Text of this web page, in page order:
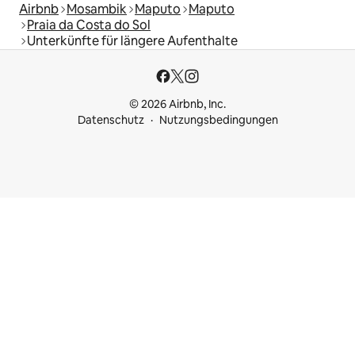
Airbnb Mosambik Maputo Maputo
Praia da Costa do Sol
Unterkünfte für längere Aufenthalte
© 2026 Airbnb, Inc.
Datenschutz
Nutzungsbedingungen